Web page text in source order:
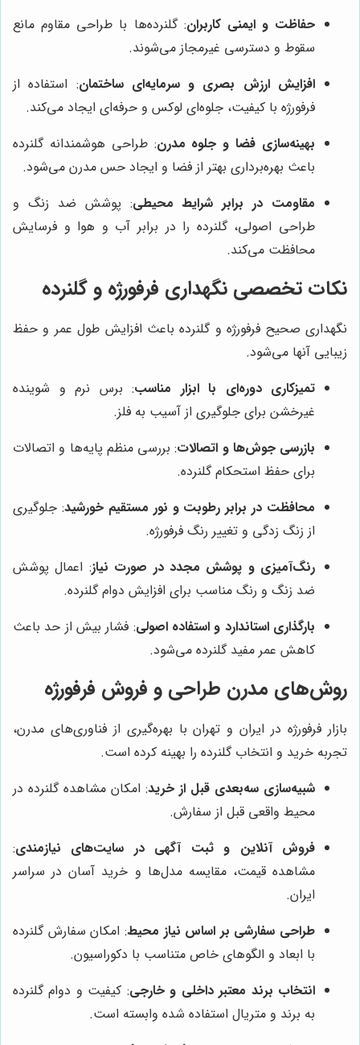
حفاظت و ایمنی کاربران: گلنرده‌ها با طراحی مقاوم مانع
سقوط و دسترسی غیرمجاز می‌شوند.
افزایش ارزش بصری و سرمایه‌ای ساختمان: استفاده از
فرفورژه با کیفیت، جلوه‌ای لوکس و حرفه‌ای ایجاد می‌کند.
بهینه‌سازی فضا و جلوه مدرن: طراحی هوشمندانه گلنرده
باعث بهره‌برداری بهتر از فضا و ایجاد حس مدرن می‌شود.
مقاومت در برابر شرایط محیطی: پوشش ضد زنگ و
طراحی اصولی، گلنرده را در برابر آب و هوا و فرسایش
محافظت می‌کند.
نکات تخصصی نگهداری فرفورژه و گلنرده
نگهداری صحیح فرفورژه و گلنرده باعث افزایش طول عمر و حفظ
زیبایی آنها می‌شود.
تمیزکاری دوره‌ای با ابزار مناسب: برس نرم و شوینده
غیرخشن برای جلوگیری از آسیب به فلز.
بازرسی جوش‌ها و اتصالات: بررسی منظم پایه‌ها و اتصالات
برای حفظ استحکام گلنرده.
محافظت در برابر رطوبت و نور مستقیم خورشید: جلوگیری
از زنگ زدگی و تغییر رنگ فرفورژه.
رنگ‌آمیزی و پوشش مجدد در صورت نیاز: اعمال پوشش
ضد زنگ و رنگ مناسب برای افزایش دوام گلنرده.
بارگذاری استاندارد و استفاده اصولی: فشار بیش از حد باعث
کاهش عمر مفید گلنرده می‌شود.
روش‌های مدرن طراحی و فروش فرفورژه
بازار فرفورژه در ایران و تهران با بهره‌گیری از فناوری‌های مدرن،
تجربه خرید و انتخاب گلنرده را بهینه کرده است.
شبیه‌سازی سه‌بعدی قبل از خرید: امکان مشاهده گلنرده در
محیط واقعی قبل از سفارش.
فروش آنلاین و ثبت آگهی در سایت‌های نیازمندی:
مشاهده قیمت، مقایسه مدل‌ها و خرید آسان در سراسر
ایران.
طراحی سفارشی بر اساس نیاز محیط: امکان سفارش گلنرده
با ابعاد و الگوهای خاص متناسب با دکوراسیون.
انتخاب برند معتبر داخلی و خارجی: کیفیت و دوام گلنرده
به برند و متریال استفاده شده وابسته است.